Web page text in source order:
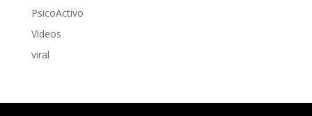
PsicoActivo
Videos
viral